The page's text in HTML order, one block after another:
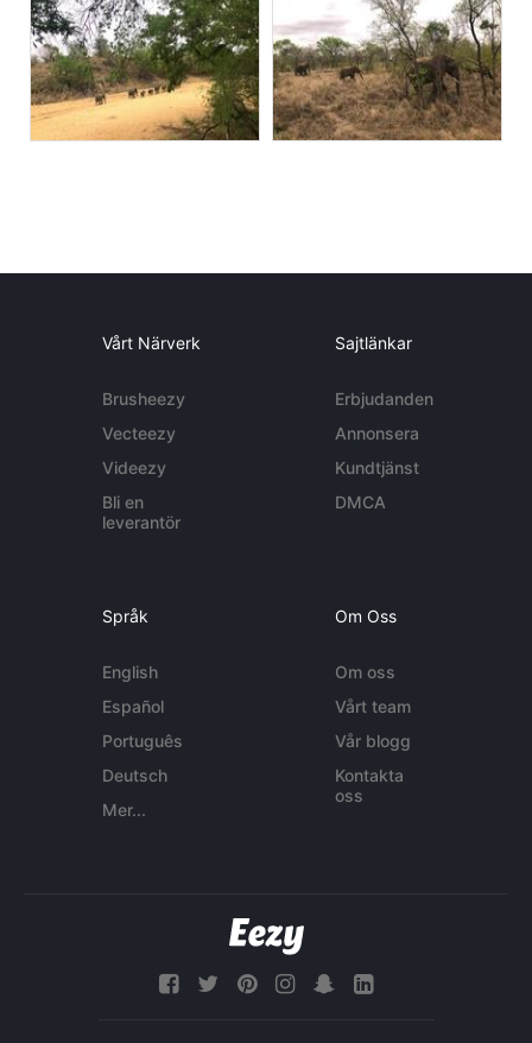
Vårt Närverk
Brusheezy
Vecteezy
Videezy
Bli en
leverantör
Sajtlänkar
Erbjudanden
Annonsera
Kundtjänst
DMCA
Språk
English
Español
Português
Deutsch
Mer...
Om Oss
Om oss
Vårt team
Vår blogg
Kontakta
oss